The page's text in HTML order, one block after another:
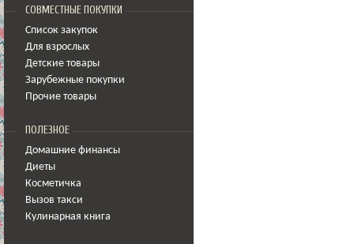
СОВМЕСТНЫЕ ПОКУПКИ
Список закупок
Для взрослых
Детские товары
Зарубежные покупки
Прочие товары
ПОЛЕЗНОЕ
Домашние финансы
Диеты
Косметичка
Вызов такси
Кулинарная книга